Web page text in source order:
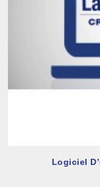
Logiciel